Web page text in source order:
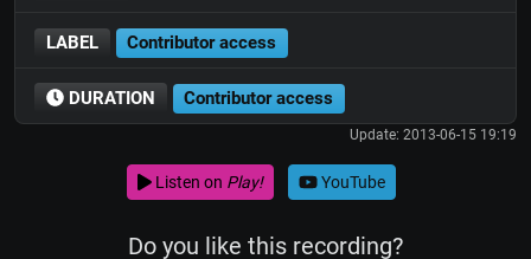
LABEL Contributor access
DURATION Contributor access
Update: 2013-06-15 19:19
Listen on Play! YouTube
Do you like this recording?